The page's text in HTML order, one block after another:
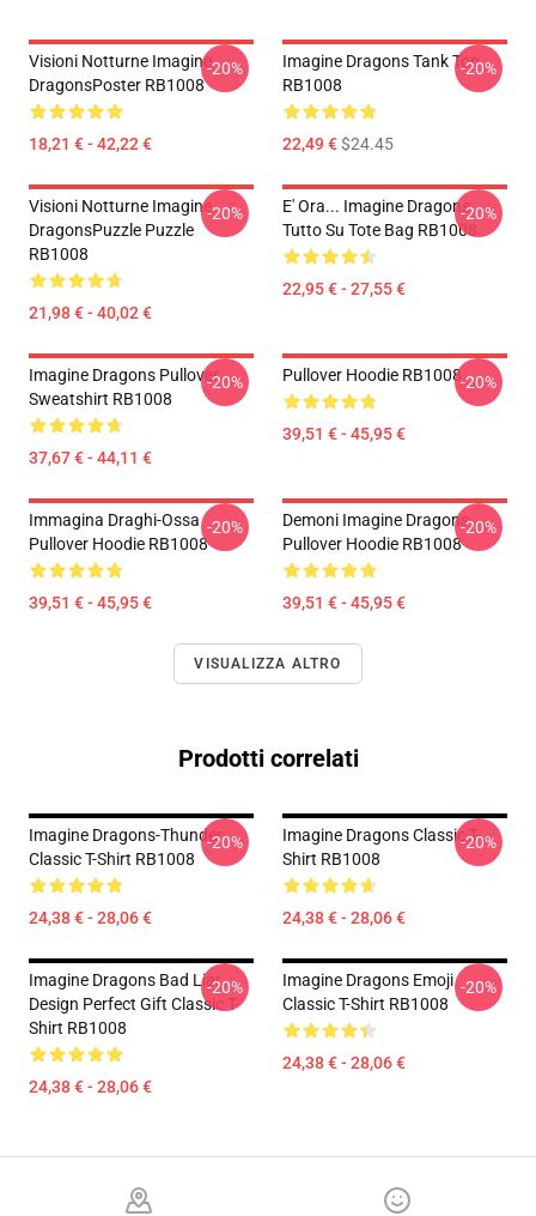
Visioni Notturne Imagine
DragonsPoster RB1008
18,21 € - 42,22 €
-20%
Imagine Dragons Tank Top
RB1008
22,49 €$24.45
-20%
Visioni Notturne Imagine
DragonsPuzzle Puzzle
RB1008
21,98 € - 40,02 €
-20%
E' Ora... Imagine Dragons
Tutto Su Tote Bag RB1008
22,95 € - 27,55 €
-20%
Imagine Dragons Pullover
Sweatshirt RB1008
37,67 € - 44,11 €
-20% Pullover Hoodie RB1008
39,51 € - 45,95 €
-20%
Immagina Draghi-Ossa
Pullover Hoodie RB1008
39,51 € - 45,95 €
-20%
Demoni Imagine Dragons
Pullover Hoodie RB1008
39,51 € - 45,95 €
-20%
VISUALIZZA ALTRO
Prodotti correlati
Imagine Dragons-Thunder
Classic T-Shirt RB1008
24,38 € - 28,06 €
-20%
Imagine Dragons Classic T-
Shirt RB1008
24,38 € - 28,06 €
-20%
Imagine Dragons Bad Liar
Design Perfect Gift Classic T-
Shirt RB1008
24,38 € - 28,06 €
-20%
Imagine Dragons Emoji
Classic T-Shirt RB1008
24,38 € - 28,06 €
-20%